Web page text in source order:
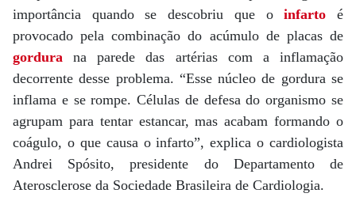
importância quando se descobriu que oinfarto é
provocado pela combinação do acúmulo de placas de
gordura na parede das artérias com a inflamação
decorrente desse problema. “Esse núcleo de gordura se
inflama e se rompe. Células de defesa do organismo se
agrupam para tentar estancar, mas acabam formando o
coágulo, o que causa o infarto”, explica o cardiologista
Andrei Spósito, presidente do Departamento de
Aterosclerose da Sociedade Brasileira de Cardiologia.